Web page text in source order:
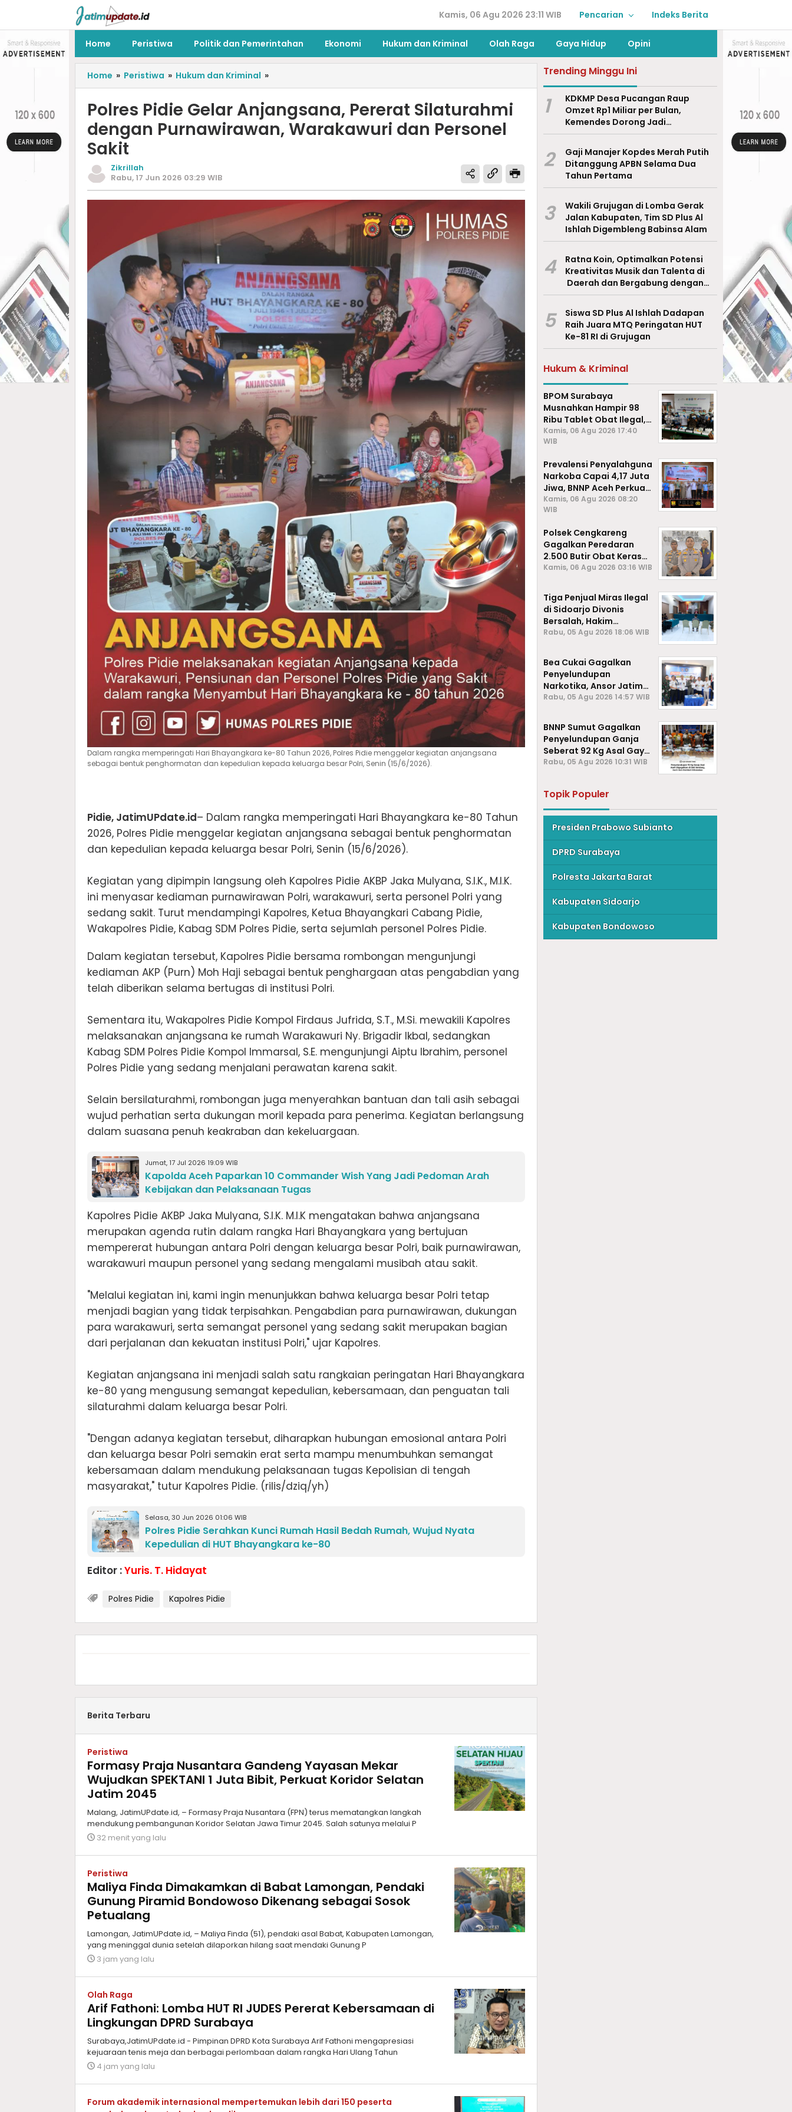
Kamis, 06 Agu 2026 23:11 WIB Pencarian Indeks Berita
Home Peristiwa Politik dan Pemerintahan Ekonomi Hukum dan Kriminal Olah Raga Gaya Hidup Opini
Home » Peristiwa » Hukum dan Kriminal »
‎Polres Pidie Gelar Anjangsana, Pererat Silaturahmi
dengan Purnawirawan, Warakawuri dan Personel
Sakit
Zikrillah
Rabu, 17 Jun 2026 03:29 WIB
Dalam rangka memperingati Hari Bhayangkara ke-80 Tahun 2026, Polres Pidie menggelar kegiatan anjangsana
sebagai bentuk penghormatan dan kepedulian kepada keluarga besar Polri, Senin (15/6/2026).
‎Pidie, JatimUPdate.id– Dalam rangka memperingati Hari Bhayangkara ke-80 Tahun
2026, Polres Pidie menggelar kegiatan anjangsana sebagai bentuk penghormatan
dan kepedulian kepada keluarga besar Polri, Senin (15/6/2026).
‎Kegiatan yang dipimpin langsung oleh Kapolres Pidie AKBP Jaka Mulyana, S.I.K., M.I.K.
ini menyasar kediaman purnawirawan Polri, warakawuri, serta personel Polri yang
sedang sakit. Turut mendampingi Kapolres, Ketua Bhayangkari Cabang Pidie,
Wakapolres Pidie, Kabag SDM Polres Pidie, serta sejumlah personel Polres Pidie.
‎Dalam kegiatan tersebut, Kapolres Pidie bersama rombongan mengunjungi
kediaman AKP (Purn) Moh Haji sebagai bentuk penghargaan atas pengabdian yang
telah diberikan selama bertugas di institusi Polri.
‎Sementara itu, Wakapolres Pidie Kompol Firdaus Jufrida, S.T., M.Si. mewakili Kapolres
melaksanakan anjangsana ke rumah Warakawuri Ny. Brigadir Ikbal, sedangkan
Kabag SDM Polres Pidie Kompol Immarsal, S.E. mengunjungi Aiptu Ibrahim, personel
Polres Pidie yang sedang menjalani perawatan karena sakit.
‎Selain bersilaturahmi, rombongan juga menyerahkan bantuan dan tali asih sebagai
wujud perhatian serta dukungan moril kepada para penerima. Kegiatan berlangsung
dalam suasana penuh keakraban dan kekeluargaan.
Jumat, 17 Jul 2026 19:09 WIB
Kapolda Aceh Paparkan 10 Commander Wish Yang Jadi Pedoman Arah
Kebijakan dan Pelaksanaan Tugas
‎Kapolres Pidie AKBP Jaka Mulyana, S.I.K. M.I.K mengatakan bahwa anjangsana
merupakan agenda rutin dalam rangka Hari Bhayangkara yang bertujuan
mempererat hubungan antara Polri dengan keluarga besar Polri, baik purnawirawan,
warakawuri maupun personel yang sedang mengalami musibah atau sakit.
‎"Melalui kegiatan ini, kami ingin menunjukkan bahwa keluarga besar Polri tetap
menjadi bagian yang tidak terpisahkan. Pengabdian para purnawirawan, dukungan
para warakawuri, serta semangat personel yang sedang sakit merupakan bagian
dari perjalanan dan kekuatan institusi Polri," ujar Kapolres.
‎Kegiatan anjangsana ini menjadi salah satu rangkaian peringatan Hari Bhayangkara
ke-80 yang mengusung semangat kepedulian, kebersamaan, dan penguatan tali
silaturahmi dalam keluarga besar Polri.
"‎Dengan adanya kegiatan tersebut, diharapkan hubungan emosional antara Polri
dan keluarga besar Polri semakin erat serta mampu menumbuhkan semangat
kebersamaan dalam mendukung pelaksanaan tugas Kepolisian di tengah
masyarakat," tutur Kapolres Pidie. (rilis/dziq/yh)
Selasa, 30 Jun 2026 01:06 WIB
‎Polres Pidie Serahkan Kunci Rumah Hasil Bedah Rumah, Wujud Nyata
Kepedulian di HUT Bhayangkara ke-80
Editor :Yuris. T. Hidayat
Polres Pidie Kapolres Pidie
Berita Terbaru
Peristiwa
Formasy Praja Nusantara Gandeng Yayasan Mekar
Wujudkan SPEKTANI 1 Juta Bibit, Perkuat Koridor Selatan
Jatim 2045
Malang, JatimUPdate.id, – Formasy Praja Nusantara (FPN) terus mematangkan langkah
mendukung pembangunan Koridor Selatan Jawa Timur 2045. Salah satunya melalui P
32 menit yang lalu
Peristiwa
Maliya Finda Dimakamkan di Babat Lamongan, Pendaki
Gunung Piramid Bondowoso Dikenang sebagai Sosok
Petualang
Lamongan, JatimUPdate.id, – Maliya Finda (51), pendaki asal Babat, Kabupaten Lamongan,
yang meninggal dunia setelah dilaporkan hilang saat mendaki Gunung P
3 jam yang lalu
Olah Raga
Arif Fathoni: Lomba HUT RI JUDES Pererat Kebersamaan di
Lingkungan DPRD Surabaya
Surabaya,JatimUPdate.id - Pimpinan DPRD Kota Surabaya Arif Fathoni mengapresiasi
kejuaraan tenis meja dan berbagai perlombaan dalam rangka Hari Ulang Tahun
4 jam yang lalu
Forum akademik internasional mempertemukan lebih dari 150 peserta
Trending Minggu Ini
1
KDKMP Desa Pucangan Raup
Omzet Rp1 Miliar per Bulan,
Kemendes Dorong Jadi
Percontohan Nasional
2
Gaji Manajer Kopdes Merah Putih
Ditanggung APBN Selama Dua
Tahun Pertama
3
Wakili Grujugan di Lomba Gerak
Jalan Kabupaten, Tim SD Plus Al
Ishlah Digembleng Babinsa Alam
4
Ratna Koin, Optimalkan Potensi
Kreativitas Musik dan Talenta di
Daerah dan Bergabung dengan
Ekraf Pasuruan
5
Siswa SD Plus Al Ishlah Dadapan
Raih Juara MTQ Peringatan HUT
Ke-81 RI di Grujugan
Hukum & Kriminal
BPOM Surabaya
Musnahkan Hampir 98
Ribu Tablet Obat Ilegal,
Cegah Penyalahgunaan
di Kalangan Pelajar
Kamis, 06 Agu 2026 17:40
WIB
Prevalensi Penyalahguna
Narkoba Capai 4,17 Juta
Jiwa, BNNP Aceh Perkuat
P4GN di Subulussalam
Kamis, 06 Agu 2026 08:20
WIB
Polsek Cengkareng
Gagalkan Peredaran
2.500 Butir Obat Keras
Daftar G, Satu Pengedar
Kamis, 06 Agu 2026 03:16 WIB
Tiga Penjual Miras Ilegal
di Sidoarjo Divonis
Bersalah, Hakim
Jatuhkan Denda hingga
Rabu, 05 Agu 2026 18:06 WIB
Bea Cukai Gagalkan
Penyelundupan
Narkotika, Ansor Jatim
Negara Tak Kalah dari
Rabu, 05 Agu 2026 14:57 WIB
BNNP Sumut Gagalkan
Penyelundupan Ganja
Seberat 92 Kg Asal Gayo
Lues, Aceh.
Rabu, 05 Agu 2026 10:31 WIB
Topik Populer
Presiden Prabowo Subianto
DPRD Surabaya
Polresta Jakarta Barat
Kabupaten Sidoarjo
Kabupaten Bondowoso